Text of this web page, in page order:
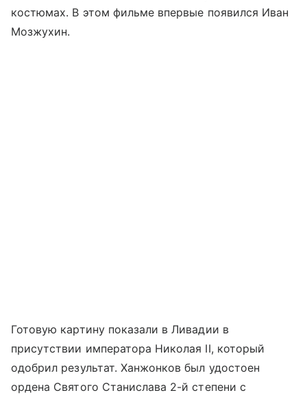
костюмах. В этом фильме впервые появился Иван
Мозжухин.
Готовую картину показали в Ливадии в
присутствии императора Николая II, который
одобрил результат. Ханжонков был удостоен
ордена Святого Станислава 2-й степени с